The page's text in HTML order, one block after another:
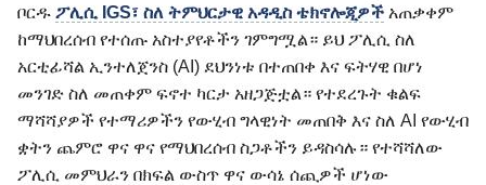
ቦርዱ ፖሊሲ IGS፣ ስለ ትምህርታዊ አዳዲስ ቴክኖሎጂዎች አጠቃቀም
ከማህበረሰብ የተሰጡ አስተያየቶችን ገምግሟል። ይህ ፖሊሲ ስለ
አርቲፊሻል ኢንተለጀንስ (AI) ደህንነቱ በተጠበቀ እና ፍትሃዊ በሆነ
መንገድ ስለ መጠቀም ፍኖተ ካርታ አዘጋጅቷል። የተደረጉት ቁልፍ
ማሻሻያዎች የተማሪዎችን የውሂብ ግላዊነት መጠበቅ እና ስለ AI የውሂብ
ቋትን ጨምሮ ዋና ዋና የማህበረሰብ ስጋቶችን ይዳስሳሉ። የተሻሻለው
ፖሊሲ መምህራን በክፍል ውስጥ ዋና ውሳኔ ሰጪዎች ሆነው